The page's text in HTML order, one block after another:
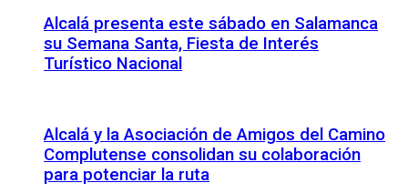
Alcalá presenta este sábado en Salamanca
su Semana Santa, Fiesta de Interés
Turístico Nacional
Alcalá y la Asociación de Amigos del Camino
Complutense consolidan su colaboración
para potenciar la ruta